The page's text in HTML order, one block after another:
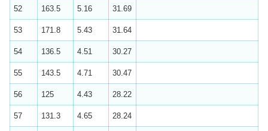
52 163.5 5.16 31.69
53 171.8 5.43 31.64
54 136.5 4.51 30.27
55 143.5 4.71 30.47
56 125 4.43 28.22
57 131.3 4.65 28.24